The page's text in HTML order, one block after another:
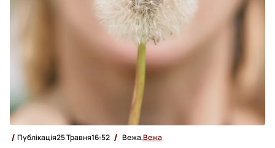
Публікація25 Травня16:52 Вежа,Вежа